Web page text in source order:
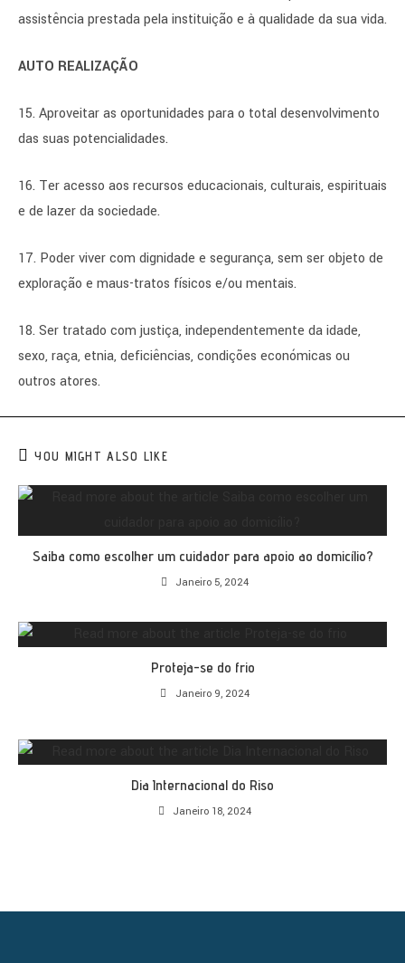
assistência prestada pela instituição e à qualidade da sua vida.
AUTO REALIZAÇÃO
15. Aproveitar as oportunidades para o total desenvolvimento
das suas potencialidades.
16. Ter acesso aos recursos educacionais, culturais, espirituais
e de lazer da sociedade.
17. Poder viver com dignidade e segurança, sem ser objeto de
exploração e maus-tratos físicos e/ou mentais.
18. Ser tratado com justiça, independentemente da idade,
sexo, raça, etnia, deficiências, condições económicas ou
outros atores.
YOU MIGHT ALSO LIKE
Saiba como escolher um cuidador para apoio ao domicílio?
Janeiro 5, 2024
Proteja-se do frio
Janeiro 9, 2024
Dia Internacional do Riso
Janeiro 18, 2024